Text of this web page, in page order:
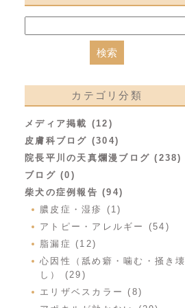
カテゴリ分類
メディア掲載 (12)
皮膚科ブログ (304)
院長平川の天真爛漫ブログ (238)
ブログ (0)
柴犬の症例報告 (94)
膿皮症・湿疹 (1)
アトピー・アレルギー (54)
脂漏症 (12)
心因性（舐め癖・噛む・掻き壊
し） (29)
エリザベスカラー (8)